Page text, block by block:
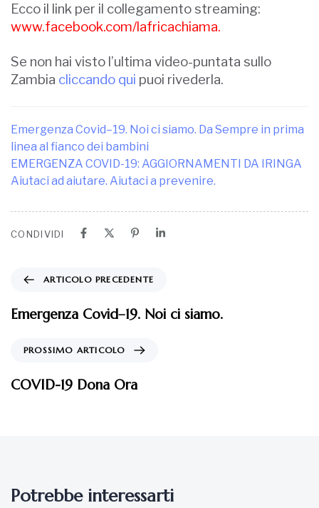
Ecco il link per il collegamento streaming:
www.facebook.com/lafricachiama.
Se non hai visto l’ultima video-puntata sullo
Zambia cliccando qui puoi rivederla.
Emergenza Covid–19. Noi ci siamo. Da Sempre in prima
linea al fianco dei bambini
EMERGENZA COVID-19: AGGIORNAMENTI DA IRINGA
Aiutaci ad aiutare. Aiutaci a prevenire.
CONDIVIDI
ARTICOLO PRECEDENTE
Emergenza Covid–19. Noi ci siamo.
PROSSIMO ARTICOLO
COVID-19 Dona Ora
Potrebbe interessarti